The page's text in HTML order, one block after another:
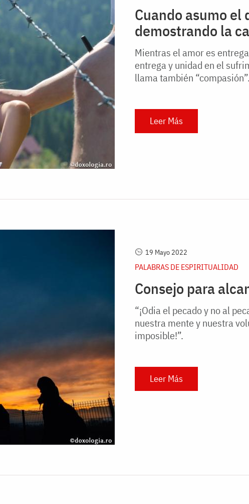
Cuando asumo el
demostrando la
Mientras el amor es
entrega y unidad en el
llama también “compasión”.
Leer Más
19 Mayo 2022
PALABRAS DE ESPIRITUALIDAD
Consejo para
“¡Odia el pecado y no al
nuestra mente y nuestra
imposible!”.
Leer Más